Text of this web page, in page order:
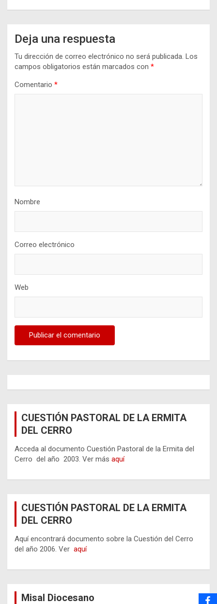
Deja una respuesta
Tu dirección de correo electrónico no será publicada. Los
campos obligatorios están marcados con *
Comentario *
Nombre
Correo electrónico
Web
CUESTIÓN PASTORAL DE LA ERMITA
DEL CERRO
Acceda al documento Cuestión Pastoral de la Ermita del
Cerro del año 2003. Ver más aquí
CUESTIÓN PASTORAL DE LA ERMITA
DEL CERRO
Aquí encontrará documento sobre la Cuestión del Cerro
del año 2006. Ver aquí
Misal Diocesano